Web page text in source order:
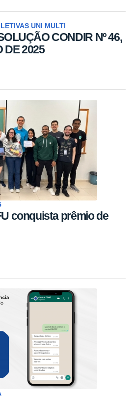
UNI MULTI
CONDIR Nº 46,
DE 2025
conquista prêmio de